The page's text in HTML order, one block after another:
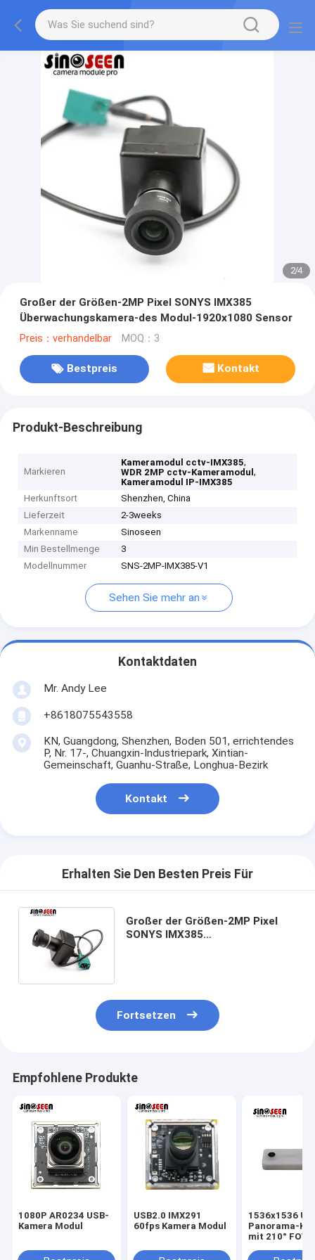
2/4
Großer der Größen-2MP Pixel SONYS IMX385
Überwachungskamera-des Modul-1920x1080 Sensor
Preis：verhandelbar MOQ：3
Bestpreis Kontakt
Produkt-Beschreibung
Markieren
Kameramodul cctv-IMX385,
WDR 2MP cctv-Kameramodul,
Kameramodul IP-IMX385
Herkunftsort
Shenzhen, China
Lieferzeit
2-3weeks
Markenname
Sinoseen
Min Bestellmenge
3
Modellnummer
SNS-2MP-IMX385-V1
Sehen Sie mehr an
Kontaktdaten
Mr. Andy Lee
+8618075543558
KN, Guangdong, Shenzhen, Boden 501, errichtendes
P, Nr. 17-, Chuangxin-Industriepark, Xintian-
Gemeinschaft, Guanhu-Straße, Longhua-Bezirk
Kontakt
Erhalten Sie Den Besten Preis Für
Großer der Größen-2MP Pixel
SONYS IMX385
Fortsetzen
Empfohlene Produkte
1080P AR0234 USB-
Kamera Modul
USB2.0 IMX291
60fps Kamera Modul
1536x1536
Panorama-
mit 210° FOV-